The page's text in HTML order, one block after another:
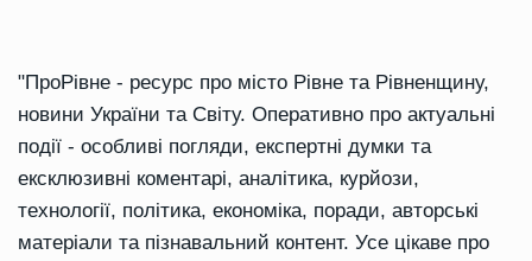
"ПроРівне - ресурс про місто Рівне та Рівненщину,
новини України та Світу. Оперативно про актуальні
події - особливі погляди, експертні думки та
ексклюзивні коментарі, аналітика, курйози,
технології, політика, економіка, поради, авторські
матеріали та пізнавальний контент. Усе цікаве про